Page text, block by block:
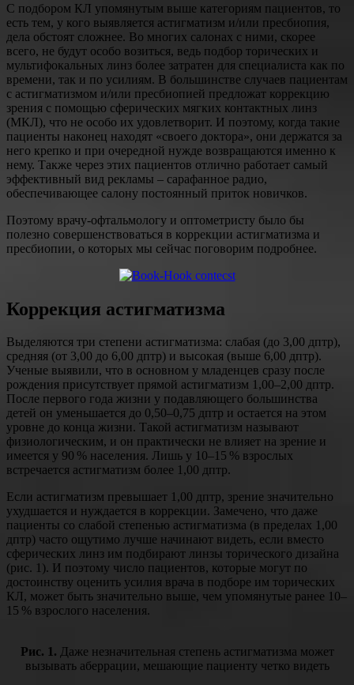
С подбором КЛ упомянутым выше категориям пациентов, то
есть тем, у кого выявляется астигматизм и/или пресбиопия,
дела обстоят сложнее. Во многих салонах с ними, скорее
всего, не будут особо возиться, ведь подбор торических и
мультифокальных линз более затратен для специалиста как по
времени, так и по усилиям. В большинстве случаев пациентам
с астигматизмом и/или пресбиопией предложат коррекцию
зрения с помощью сферических мягких контактных линз
(МКЛ), что не особо их удовлетворит. И поэтому, ко­гда такие
пациенты наконец находят «своего доктора», они держатся за
него крепко и при очередной нужде возвращаются именно к
нему. Также через этих пациентов отлично работает самый
эффективный вид рекламы – сарафанное радио,
обеспечивающее салону постоянный приток новичков.
Поэтому врачу-офтальмологу и оптометристу было бы
полезно совершенствоваться в коррекции астигматизма и
пресбиопии, о которых мы сейчас поговорим подробнее.
Коррекция астигматизма
Выделяются три степени астигматизма: слабая (до 3,00 дптр),
средняя (от 3,00 до 6,00 дптр) и высокая (выше 6,00 дптр).
Ученые выявили, что в основном у младенцев сразу после
рождения присутствует прямой астигматизм 1,00–2,00 дптр.
После первого года жизни у подавляющего большинства
детей он уменьшается до 0,50–0,75 дптр и остается на этом
уровне до конца жизни. Такой астигматизм называют
физиологическим, и он практически не влияет на зрение и
имеется у 90 % населения. Лишь у 10–15 % взрослых
встречается астигматизм более 1,00 дптр.
Если астигматизм превышает 1,00 дптр, зрение значительно
ухудшается и нуждается в коррекции. Замечено, что даже
пациенты со слабой степенью астигматизма (в пределах 1,00
дптр) часто ощутимо лучше начинают видеть, если вместо
сферических линз им подбирают линзы торического дизайна
(рис. 1). И поэтому число пациентов, которые могут по
достоинству оценить усилия врача в подборе им торических
КЛ, может быть значительно выше, чем упомянутые ранее 10–
15 % взрослого населения.
Рис. 1. Даже незначительная степень астигматизма может
вызывать аберрации, мешающие пациенту четко видеть